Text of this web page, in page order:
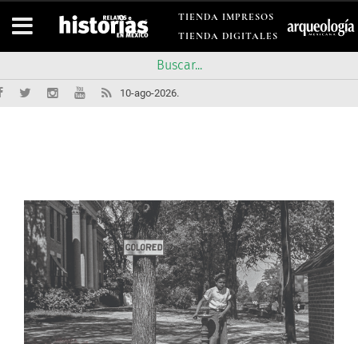
TIENDA IMPRESOS
TIENDA DIGITALES
10-ago-2026.